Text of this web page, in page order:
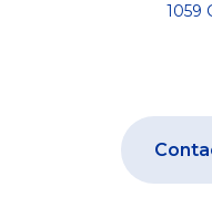
1059